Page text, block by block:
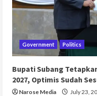
Government Politics
Bupati Subang
2027, Optimis Sudah
Narose Media July 23,